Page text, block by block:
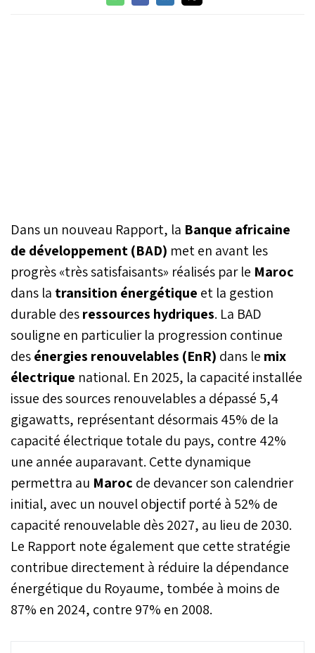
Dans un nouveau Rapport, la Banque africaine
de développement (BAD) met en avant les
progrès «très satisfaisants» réalisés par le Maroc
dans la transition énergétique et la gestion
durable desressources hydriques. La BAD
souligne en particulier la progression continue
desénergies renouvelables (EnR) dans le mix
électrique national. En 2025, la capacité installée
issue des sources renouvelables a dépassé 5,4
gigawatts, représentant désormais 45% de la
capacité électrique totale du pays, contre 42%
une année auparavant. Cette dynamique
permettra au Maroc de devancer son calendrier
initial, avec un nouvel objectif porté à 52% de
capacité renouvelable dès 2027, au lieu de 2030.
Le Rapport note également que cette stratégie
contribue directement à réduire la dépendance
énergétique du Royaume, tombée à moins de
87% en 2024, contre 97% en 2008.